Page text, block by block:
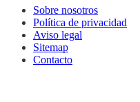
Sobre nosotros
Política de privacidad
Aviso legal
Sitemap
Contacto